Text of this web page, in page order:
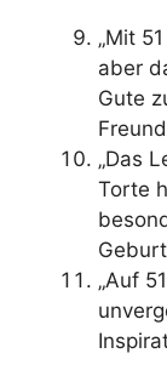
„Mit
aber
Gute
„Das
Torte
„Auf